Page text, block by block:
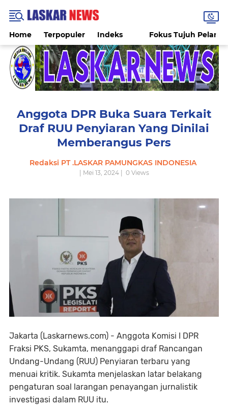
Home Terpopuler Indeks Fokus Tujuh
Anggota DPR Buka Suara Terkait
Draf RUU Penyiaran Yang Dinilai
Memberangus Pers
Redaksi PT .LASKAR PAMUNGKAS INDONESIA
| Mei 13, 2024 | 0Views
Jakarta (Laskarnews.com) - Anggota Komisi I DPR
Fraksi PKS, Sukamta, menanggapi draf Rancangan
Undang-Undang (RUU) Penyiaran terbaru yang
menuai kritik. Sukamta menjelaskan latar belakang
pengaturan soal larangan penayangan jurnalistik
investigasi dalam RUU itu.